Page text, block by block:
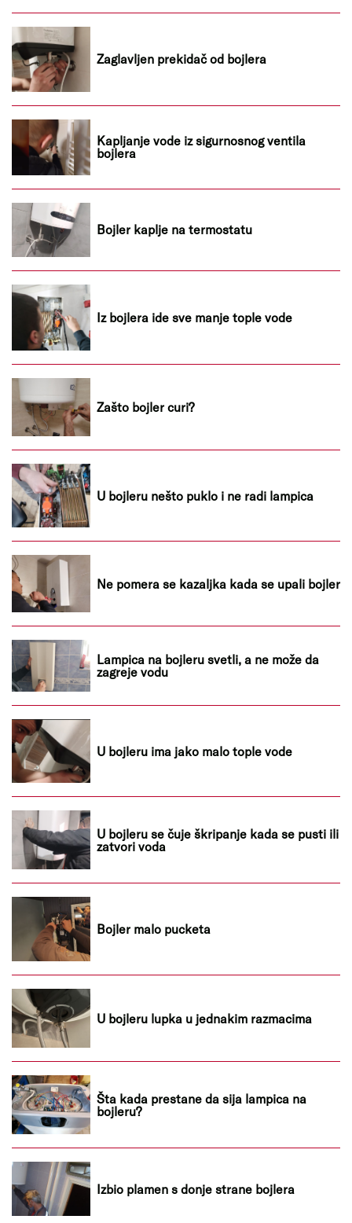
Zaglavljen prekidač od bojlera
Kapljanje vode iz sigurnosnog ventila
bojlera
Bojler kaplje na termostatu
Iz bojlera ide sve manje tople vode
Zašto bojler curi?
U bojleru nešto puklo i ne radi lampica
Ne pomera se kazaljka kada se upali bojler
Lampica na bojleru svetli, a ne može da
zagreje vodu
U bojleru ima jako malo tople vode
U bojleru se čuje škripanje kada se pusti ili
zatvori voda
Bojler malo pucketa
U bojleru lupka u jednakim razmacima
Šta kada prestane da sija lampica na
bojleru?
Izbio plamen s donje strane bojlera